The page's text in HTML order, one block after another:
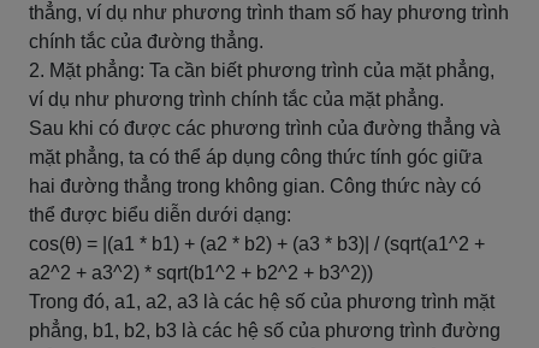
thẳng, ví dụ như phương trình tham số hay phương trình
chính tắc của đường thẳng.
2. Mặt phẳng: Ta cần biết phương trình của mặt phẳng,
ví dụ như phương trình chính tắc của mặt phẳng.
Sau khi có được các phương trình của đường thẳng và
mặt phẳng, ta có thể áp dụng công thức tính góc giữa
hai đường thẳng trong không gian. Công thức này có
thể được biểu diễn dưới dạng:
cos(θ) = |(a1 * b1) + (a2 * b2) + (a3 * b3)| / (sqrt(a1^2 +
a2^2 + a3^2) * sqrt(b1^2 + b2^2 + b3^2))
Trong đó, a1, a2, a3 là các hệ số của phương trình mặt
phẳng, b1, b2, b3 là các hệ số của phương trình đường